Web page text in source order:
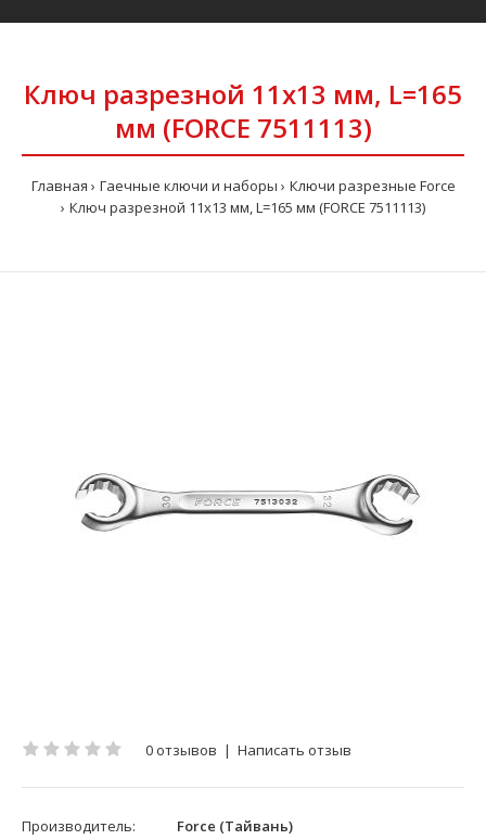
Ключ разрезной 11х13 мм, L=165
мм (FORCE 7511113)
Главная Гаечные ключи и наборы
Ключи разрезные Force
Ключ разрезной 11х13 мм, L=165 мм (FORCE 7511113)
0 отзывов | Написать отзыв
Производитель:
Force (Тайвань)